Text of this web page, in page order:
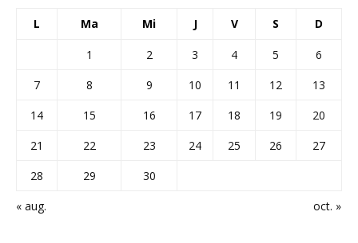
L Ma Mi J V S D
« aug. oct. »
1 2 3 4 5
6
7
8 9 10 11 12
13
14
15 16 17 18 19
20
21
22 23 24 25 26
27
28
29 30